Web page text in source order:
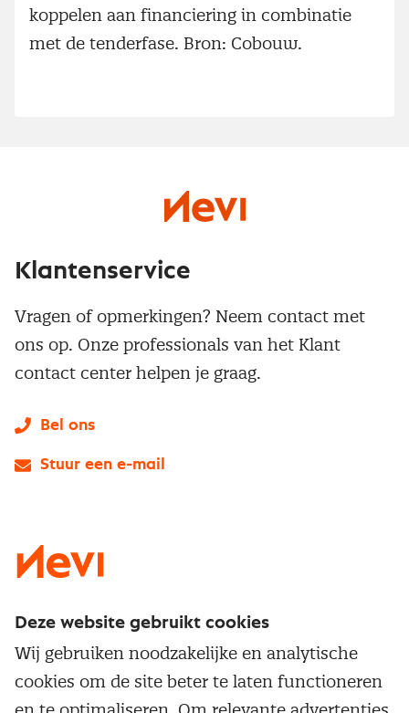
koppelen aan financiering in combinatie
met de tenderfase. Bron: Cobouw.
Service & contact
Over inkoop
Populaire thema's
Klantenservice
Vragen of opmerkingen? Neem contact met
ons op. Onze professionals van het Klant
contact center helpen je graag.
Bel ons
Stuur een e-mail
Deze website gebruikt cookies
Wij gebruiken noodzakelijke en analytische
cookies om de site beter te laten functioneren